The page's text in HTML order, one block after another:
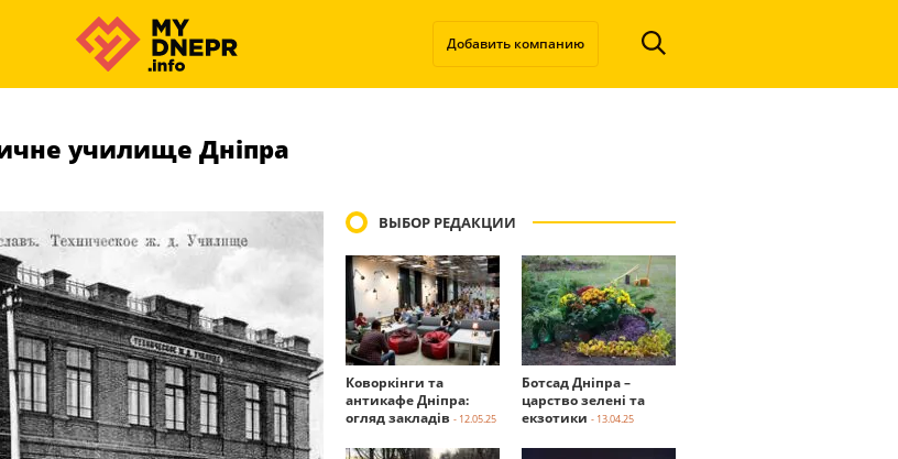
Добавить компанию
училище Дніпра
ВЫБОР РЕДАКЦИИ
Коворкінги та
антикафе Дніпра:
огляд закладів - 12.05.25
Ботсад Дніпра –
царство зелені та
екзотики - 13.04.25